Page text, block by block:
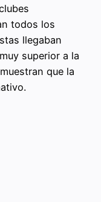
todos los
llegaban
superior a la
que la